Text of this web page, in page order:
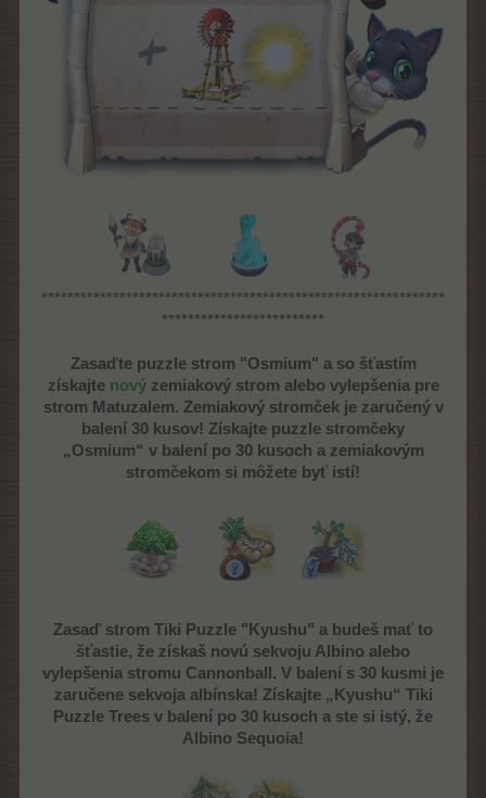
**************************************************************
*************************
Zasaďte puzzle strom "Osmium" a so šťastím
získajte novýzemiakový strom alebo vylepšenia pre
strom Matuzalem. Zemiakový stromček je zaručený v
balení 30 kusov! Získajte puzzle stromčeky
„Osmium“ v balení po 30 kusoch a zemiakovým
stromčekom si môžete byť istí!
Zasaď strom Tiki Puzzle "Kyushu" a budeš mať to
šťastie, že získaš novú sekvoju Albino alebo
vylepšenia stromu Cannonball. V balení s 30 kusmi je
zaručene sekvoja albínska! Získajte „Kyushu“ Tiki
Puzzle Trees v balení po 30 kusoch a ste si istý, že
Albino Sequoia!